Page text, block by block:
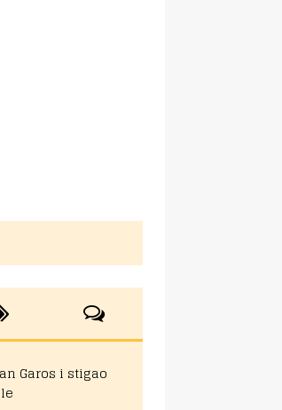
Garos i stigao